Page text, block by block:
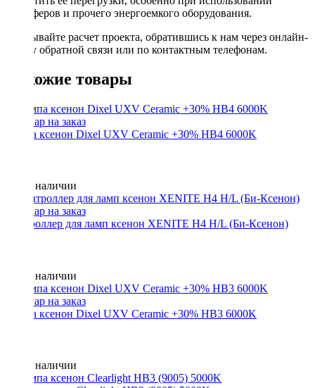
сабвуферов и прочего энергоемкого оборудования.
Заказывайте расчет проекта, обратившись к нам через онлайн-
форму обратной связи или по контактным телефонам.
Похожие товары
Лампа ксенон Dixel UXV Ceramic +30% HB4 6000K
Нет в наличии
Контроллер для ламп ксенон XENITE H4 H/L (Би-Ксенон)
Нет в наличии
Лампа ксенон Dixel UXV Ceramic +30% HB3 6000K
Нет в наличии